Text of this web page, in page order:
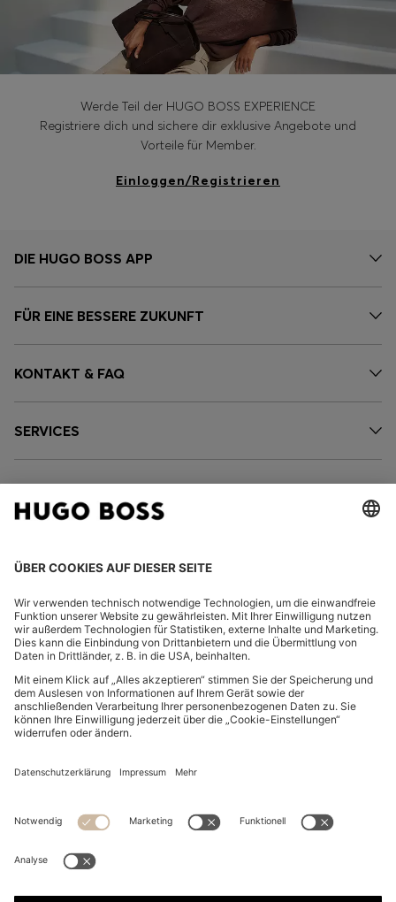
Werde Teil der HUGO BOSS EXPERIENCE
Registriere dich und sichere dir exklusive Angebote und
Vorteile für Member.
Einloggen/Registrieren
DIE HUGO BOSS APP
FÜR EINE BESSERE ZUKUNFT
KONTAKT & FAQ
SERVICES
DAS UNTERNEHMEN
CHANGE COUNTRY: